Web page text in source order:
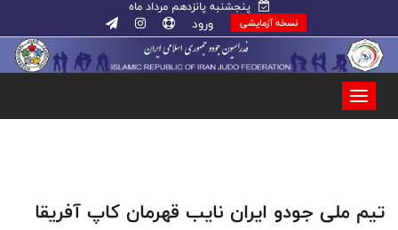
پنجشنبه پانزدهم مرداد ماه
نسخه آزمایشی ورود
تیم ملی جودو ایران نایب قهرمان کاپ آفریقا